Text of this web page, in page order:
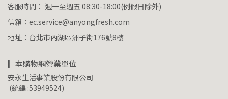
客服時間： 週一至週五 08:30-18:00(例假日除外)
信箱：ec.service@anyongfresh.com
地址：台北市內湖區洲子街176號8樓
▎本購物網營業單位
安永生活事業股份有限公司
(統編 :53949524)